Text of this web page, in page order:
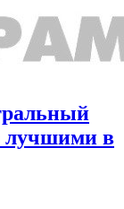
лучшими в